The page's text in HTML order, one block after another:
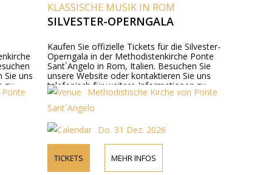
Sie uns
zu
KLASSISCHE MUSIK IN ROM
SILVESTER-OPERNGALA
Kaufen Sie offizielle Tickets für die Silvester-
Operngala in der Methodistenkirche Ponte
Sant´Angelo in Rom, Italien. Besuchen Sie
unsere Website oder kontaktieren Sie uns
telefonisch für weitere Informationen zu
Preisen, Programm und Besetzung.
Methodistische Kirche von Ponte
Sant´Angelo
Do. 31 Dez. 2026
TICKETS MEHR INFOS